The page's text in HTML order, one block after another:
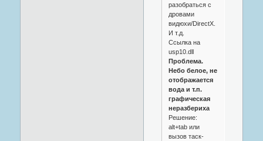
разобраться с
дровами
видюхи/DirectX.
И т.д.
Ссылка на
usp10.dll
Проблема.
Небо белое, не
отображается
вода и т.п.
графическая
неразбериха
Решение:
alt+tab или
вызов таск-